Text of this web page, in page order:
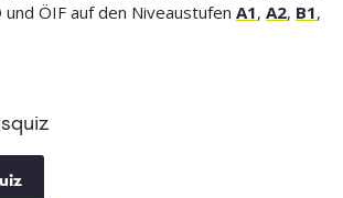
ÖIF auf den Niveaustufen A1, A2, B1,